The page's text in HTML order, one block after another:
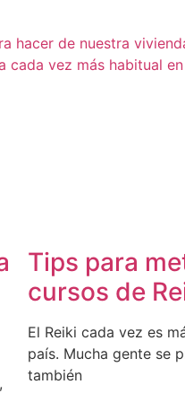
hacer de nuestra
cada vez más habitual
Tips para
cursos de
El Reiki cada vez es
país. Mucha gente se
también